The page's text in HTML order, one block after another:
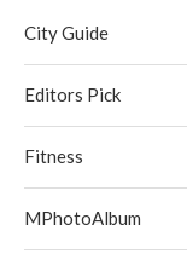
City Guide
Editors Pick
Fitness
MPhotoAlbum